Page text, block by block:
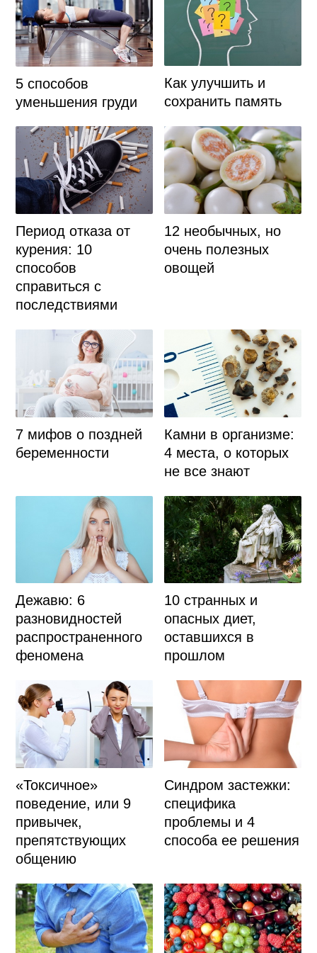
5 способов
уменьшения груди
Как улучшить и
сохранить память
Период отказа от
курения: 10
способов
справиться с
последствиями
12 необычных, но
очень полезных
овощей
7 мифов о поздней
беременности
Камни в организме:
4 места, о которых
не все знают
Дежавю: 6
разновидностей
распространенного
феномена
10 странных и
опасных диет,
оставшихся в
прошлом
«Токсичное»
поведение, или 9
привычек,
препятствующих
общению
Синдром застежки:
специфика
проблемы и 4
способа ее решения